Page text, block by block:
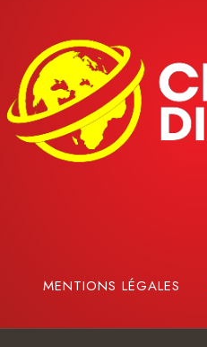
MENTIONS LÉGALES